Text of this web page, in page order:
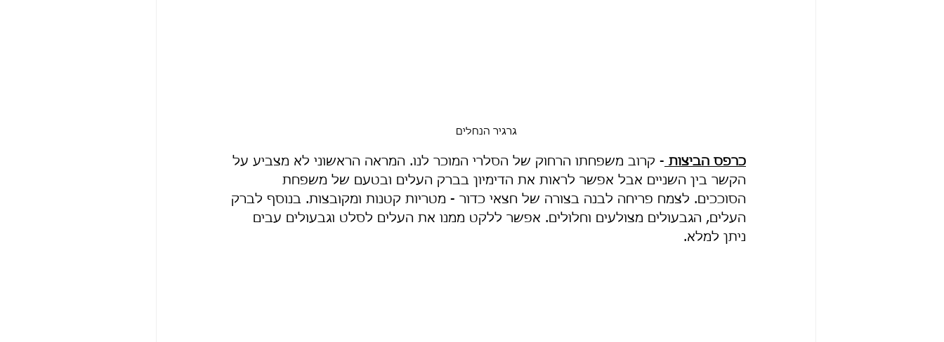
גרגיר הנחלים
כרפס הביצות - קרוב משפחתו הרחוק של הסלרי המוכר לנו. המראה הראשוני לא מצביע על
הקשר בין השניים אבל אפשר לראות את הדימיון בברק העלים ובטעם של משפחת
הסוככים. לצמח פריחה לבנה בצורה של חצאי כדור - מטריות קטנות ומקובצות. בנוסף לברק
העלים, הגבעולים מצולעים וחלולים. אפשר ללקט ממנו את העלים לסלט וגבעולים עבים
ניתן למלא.